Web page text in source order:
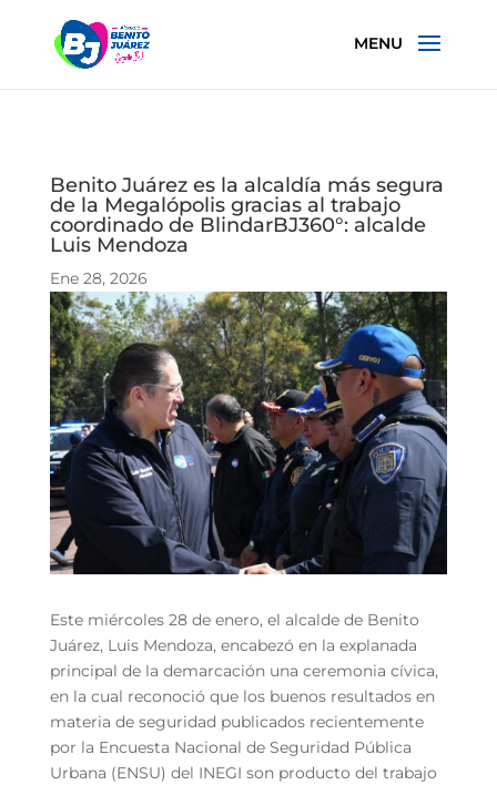
Benito Juárez es la alcaldía más segura
de la Megalópolis gracias al trabajo
coordinado de BlindarBJ360°: alcalde
Luis Mendoza
Ene 28, 2026
Este miércoles 28 de enero, el alcalde de Benito
Juárez, Luis Mendoza, encabezó en la explanada
principal de la demarcación una ceremonia cívica,
en la cual reconoció que los buenos resultados en
materia de seguridad publicados recientemente
por la Encuesta Nacional de Seguridad Pública
Urbana (ENSU) del INEGI son producto del trabajo